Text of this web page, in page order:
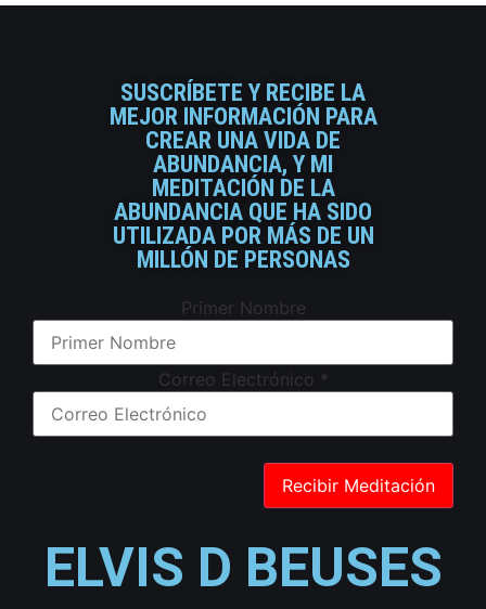
SUSCRÍBETE Y RECIBE LA
MEJOR INFORMACIÓN PARA
CREAR UNA VIDA DE
ABUNDANCIA, Y MI
MEDITACIÓN DE LA
ABUNDANCIA QUE HA SIDO
UTILIZADA POR MÁS DE UN
MILLÓN DE PERSONAS
Primer Nombre
Correo Electrónico *
ELVIS D BEUSES